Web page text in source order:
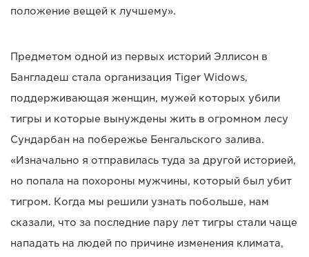
положение вещей к лучшему».
Предметом одной из первых историй Эллисон в
Бангладеш стала организация Tiger Widows,
поддерживающая женщин, мужей которых убили
тигры и которые вынуждены жить в огромном лесу
Сундарбан на побережье Бенгальского залива.
«Изначально я отправилась туда за другой историей,
но попала на похороны мужчины, который был убит
тигром. Когда мы решили узнать побольше, нам
сказали, что за последние пару лет тигры стали чаще
нападать на людей по причине изменения климата,